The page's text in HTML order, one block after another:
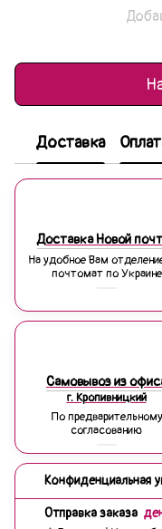
Доставка
Доставка Новой
На удобное Вам
почтомат по Украине
Самовывоз из
г. Кропивницкий
По предварительному
согласованию
Конфиденциальная
Отправка заказа